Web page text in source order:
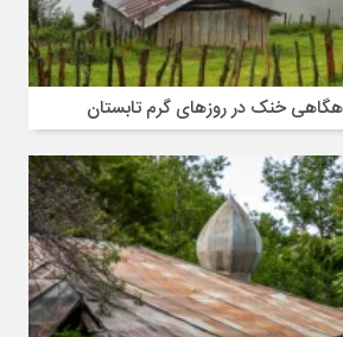
خنک در روزهای گرم تابستان